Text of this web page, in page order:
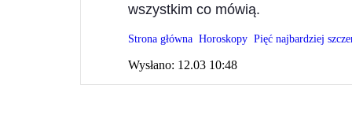
wszystkim co mówią.
Strona główna Horoskopy Pięć najbardziej
Wysłano: 12.03 10:48